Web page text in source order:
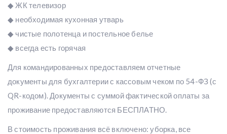
◆ ЖК телевизор
◆ необходимая кухонная утварь
◆ чистые полотенца и постельное белье
◆ всегда есть горячая
Для командированных предоставляем отчетные
документы для бухгалтерии с кассовым чеком по 54-ФЗ (с
QR-кодом). Документы с суммой фактической оплаты за
проживание предоставляются БЕСПЛАТНО.
В стоимость проживания всё включено: уборка, все